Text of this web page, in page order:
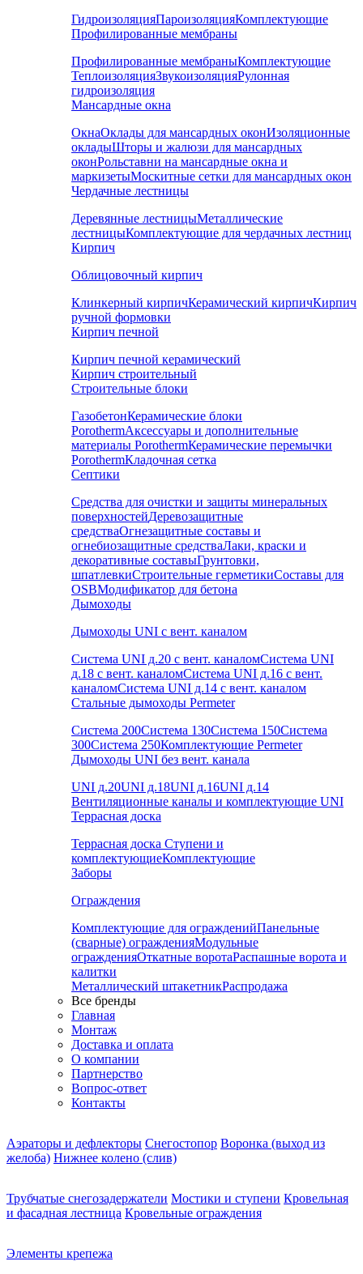
ГидроизоляцияПароизоляцияКомплектующие
Профилированные мембраны
Профилированные мембраныКомплектующие
ТеплоизоляцияЗвукоизоляцияРулонная
гидроизоляция
Мансардные окна
ОкнаОклады для мансардных оконИзоляционные
окладыШторы и жалюзи для мансардных
оконРольставни на мансардные окна и
маркизетыМоскитные сетки для мансардных окон
Чердачные лестницы
Деревянные лестницыМеталлические
лестницыКомплектующие для чердачных лестниц
Кирпич
Облицовочный кирпич
Клинкерный кирпичКерамический кирпичКирпич
ручной формовки
Кирпич печной
Кирпич печной керамический
Кирпич строительный
Строительные блоки
ГазобетонКерамические блоки
PorothermАксессуары и дополнительные
материалы PorothermКерамические перемычки
PorothermКладочная сетка
Септики
Средства для очистки и защиты минеральных
поверхностейДеревозащитные
средстваОгнезащитные составы и
огнебиозащитные средстваЛаки, краски и
декоративные составыГрунтовки,
шпатлевкиСтроительные герметикиСоставы для
OSBМодификатор для бетона
Дымоходы
Дымоходы UNI с вент. каналом
Система UNI д.20 с вент. каналомСистема UNI
д.18 с вент. каналомСистема UNI д.16 с вент.
каналомСистема UNI д.14 с вент. каналом
Стальные дымоходы Permeter
Система 200Система 130Система 150Система
300Система 250Комплектующие Permeter
Дымоходы UNI без вент. канала
UNI д.20UNI д.18UNI д.16UNI д.14
Вентиляционные каналы и комплектующие UNI
Террасная доска
Террасная доска Ступени и
комплектующиеКомплектующие
Заборы
Ограждения
Комплектующие для огражденийПанельные
(сварные) огражденияМодульные
огражденияОткатные воротаРаспашные ворота и
калитки
Металлический штакетникРаспродажа
Все бренды
Главная
Монтаж
Доставка и оплата
О компании
Партнерство
Вопрос-ответ
Контакты
Аэраторы и дефлекторы Снегостопор Воронка (выход из
желоба) Нижнее колено (слив)
Трубчатые снегозадержатели Мостики и ступени Кровельная
и фасадная лестница Кровельные ограждения
Элементы крепежа